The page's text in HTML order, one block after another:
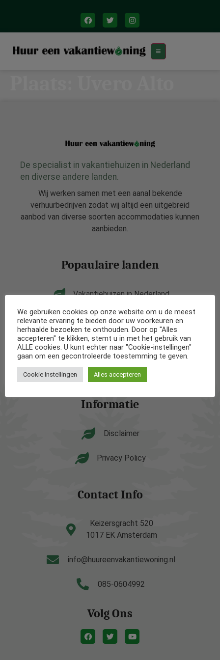
De specialist in vakantiehuizen in Nederland
en diverse andere landen.
Wij werken samen met een aanal bekende
verhuurbedrijven zodat wij altijd een uitgebreid
aanbod van diverse soorten accommodaties kunnen
aanbieden.
Popaulaire landen
Vakantiehuizen in Nederland
Vakantiehuizen in België
Vakantiehuizen in Frankrijk
Vakantiehuizen in Spanje
Informatie
Disclaimer
Privacy Policy
Contact Info
Keizersgracht 520
1017 EK Amsterdam
info@huureenvakantiewoning.nl
085-0604992
Volg Ons
We gebruiken cookies op onze website om u de meest
relevante ervaring te bieden door uw voorkeuren en
herhaalde bezoeken te onthouden. Door op "Alles
accepteren" te klikken, stemt u in met het gebruik van
ALLE cookies. U kunt echter naar "Cookie-instellingen"
gaan om een gecontroleerde toestemming te geven.
Cookie Instellingen Alles accepteren